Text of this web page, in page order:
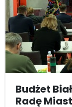
Budżet
Radę